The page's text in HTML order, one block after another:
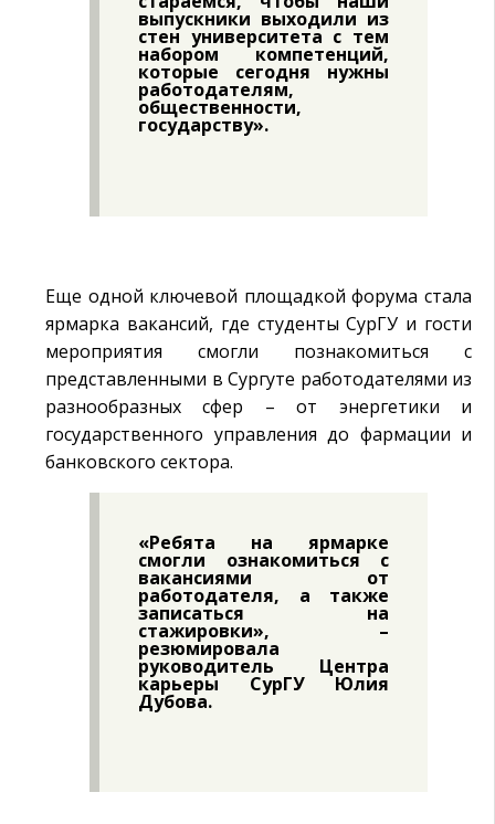
выпускники выходили из
стен университета с тем
набором компетенций,
которые сегодня нужны
работодателям,
общественности,
государству».
Еще одной ключевой площадкой форума стала
ярмарка вакансий, где студенты СурГУ и гости
мероприятия смогли познакомиться с
представленными в Сургуте работодателями из
разнообразных сфер – от энергетики и
государственного управления до фармации и
банковского сектора.
«Ребята на ярмарке
смогли ознакомиться с
вакансиями от
работодателя, а также
записаться на
стажировки», –
резюмировала
руководитель Центра
карьеры СурГУЮлия
Дубова.